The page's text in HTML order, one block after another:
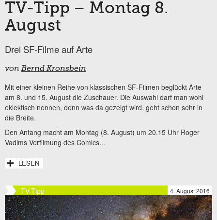
TV-Tipp – Montag 8.
August
Drei SF-Filme auf Arte
von Bernd Kronsbein
Mit einer kleinen Reihe von klassischen SF-Filmen beglückt Arte
am 8. und 15. August die Zuschauer. Die Auswahl darf man wohl
eklektisch nennen, denn was da gezeigt wird, geht schon sehr in
die Breite.
Den Anfang macht am Montag (8. August) um 20.15 Uhr Roger
Vadims Verfilmung des Comics...
LESEN
TV-Tipp 4. August 2016